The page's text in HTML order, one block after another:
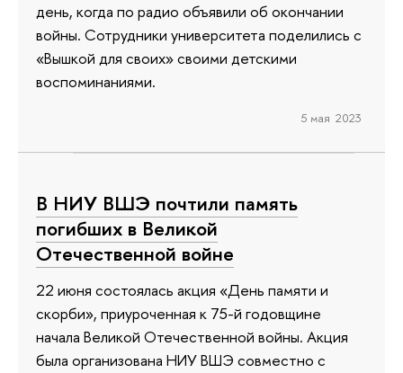
день, когда по радио объявили об окончании
войны. Сотрудники университета поделились с
«Вышкой для своих» своими детскими
воспоминаниями.
5 мая 2023
В НИУ ВШЭ почтили память
погибших в Великой
Отечественной войне
22 июня состоялась акция «День памяти и
скорби», приуроченная к 75-й годовщине
начала Великой Отечественной войны. Акция
была организована НИУ ВШЭ совместно с